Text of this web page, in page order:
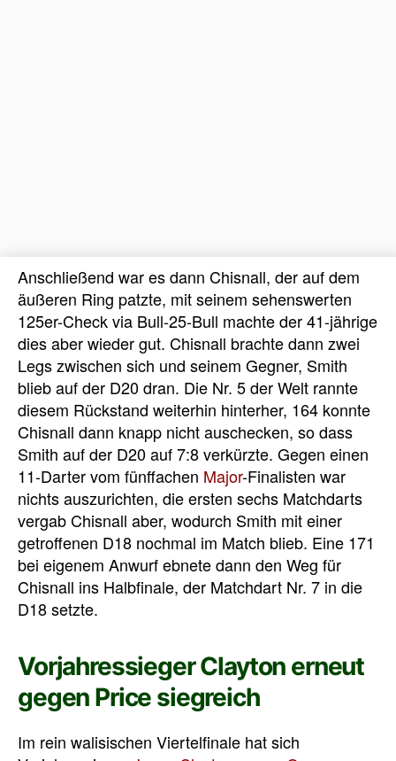
Anschließend war es dann Chisnall, der auf dem
äußeren Ring patzte, mit seinem sehenswerten
125er-Check via Bull-25-Bull machte der 41-jährige
dies aber wieder gut. Chisnall brachte dann zwei
Legs zwischen sich und seinem Gegner, Smith
blieb auf der D20 dran. Die Nr. 5 der Welt rannte
diesem Rückstand weiterhin hinterher, 164 konnte
Chisnall dann knapp nicht auschecken, so dass
Smith auf der D20 auf 7:8 verkürzte. Gegen einen
11-Darter vom fünffachen Major-Finalisten war
nichts auszurichten, die ersten sechs Matchdarts
vergab Chisnall aber, wodurch Smith mit einer
getroffenen D18 nochmal im Match blieb. Eine 171
bei eigenem Anwurf ebnete dann den Weg für
Chisnall ins Halbfinale, der Matchdart Nr. 7 in die
D18 setzte.
Vorjahressieger Clayton erneut
gegen Price siegreich
Im rein walisischen Viertelfinale hat sich